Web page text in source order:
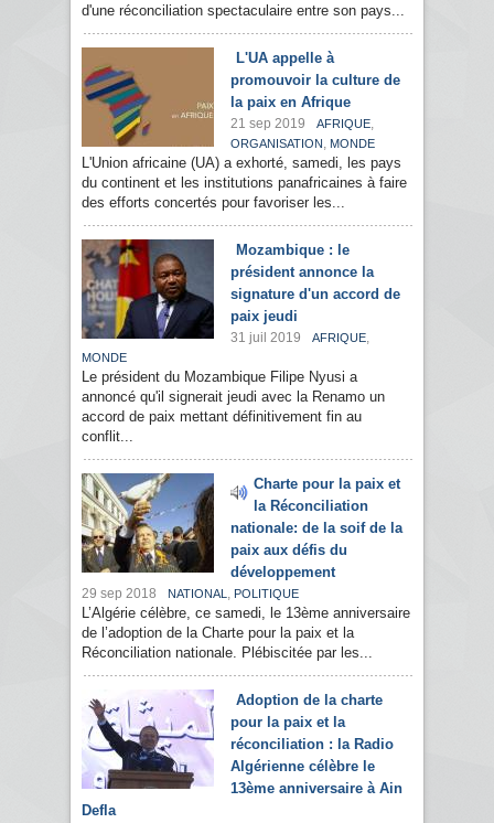
d'une réconciliation spectaculaire entre son pays...
L'UA appelle à
promouvoir la culture de
la paix en Afrique
21 sep 2019 AFRIQUE,
ORGANISATION , MONDE
L'Union africaine (UA) a exhorté, samedi, les pays
du continent et les institutions panafricaines à faire
des efforts concertés pour favoriser les...
Mozambique : le
président annonce la
signature d'un accord de
paix jeudi
31 juil 2019 AFRIQUE,
MONDE
Le président du Mozambique Filipe Nyusi a
annoncé qu'il signerait jeudi avec la Renamo un
accord de paix mettant définitivement fin au
conflit...
Charte pour la paix et
la Réconciliation
nationale: de la soif de la
paix aux défis du
développement
29 sep 2018 NATIONAL , POLITIQUE
L’Algérie célèbre, ce samedi, le 13ème anniversaire
de l’adoption de la Charte pour la paix et la
Réconciliation nationale. Plébiscitée par les...
Adoption de la charte
pour la paix et la
réconciliation : la Radio
Algérienne célèbre le
13ème anniversaire à Ain
Defla